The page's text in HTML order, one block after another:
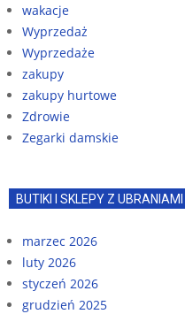
wakacje
Wyprzedaż
Wyprzedaże
zakupy
zakupy hurtowe
Zdrowie
Zegarki damskie
BUTIKI I SKLEPY Z UBRANIAMI
marzec 2026
luty 2026
styczeń 2026
grudzień 2025